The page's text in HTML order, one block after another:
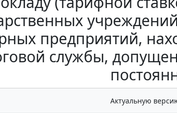
предприятий,
службы,
Актуальную